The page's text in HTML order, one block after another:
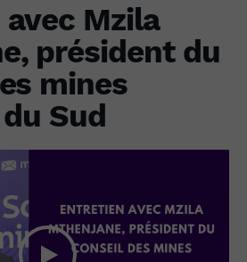
Mzila
président du
mines
Sud